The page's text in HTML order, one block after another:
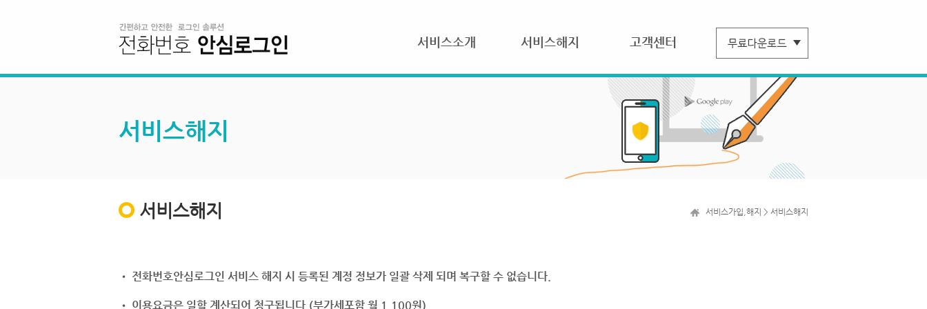
서비스소개 서비스해지 고객센터
서비스해지
서비스해지 서비스가입,해지 > 서비스해지
• 전화번호안심로그인 서비스 해지 시 등록된 계정 정보가 일괄 삭제 되며 복구할 수 없습니다.
• 이용요금은 일할 계산되어 청구됩니다.(부가세포함 월 1,100원)